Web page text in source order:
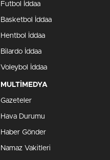
Futbol İddaa
Basketbol İddaa
Hentbol İddaa
Bilardo İddaa
Voleybol İddaa
MULTİMEDYA
Gazeteler
Hava Durumu
Haber Gönder
Namaz Vakitleri